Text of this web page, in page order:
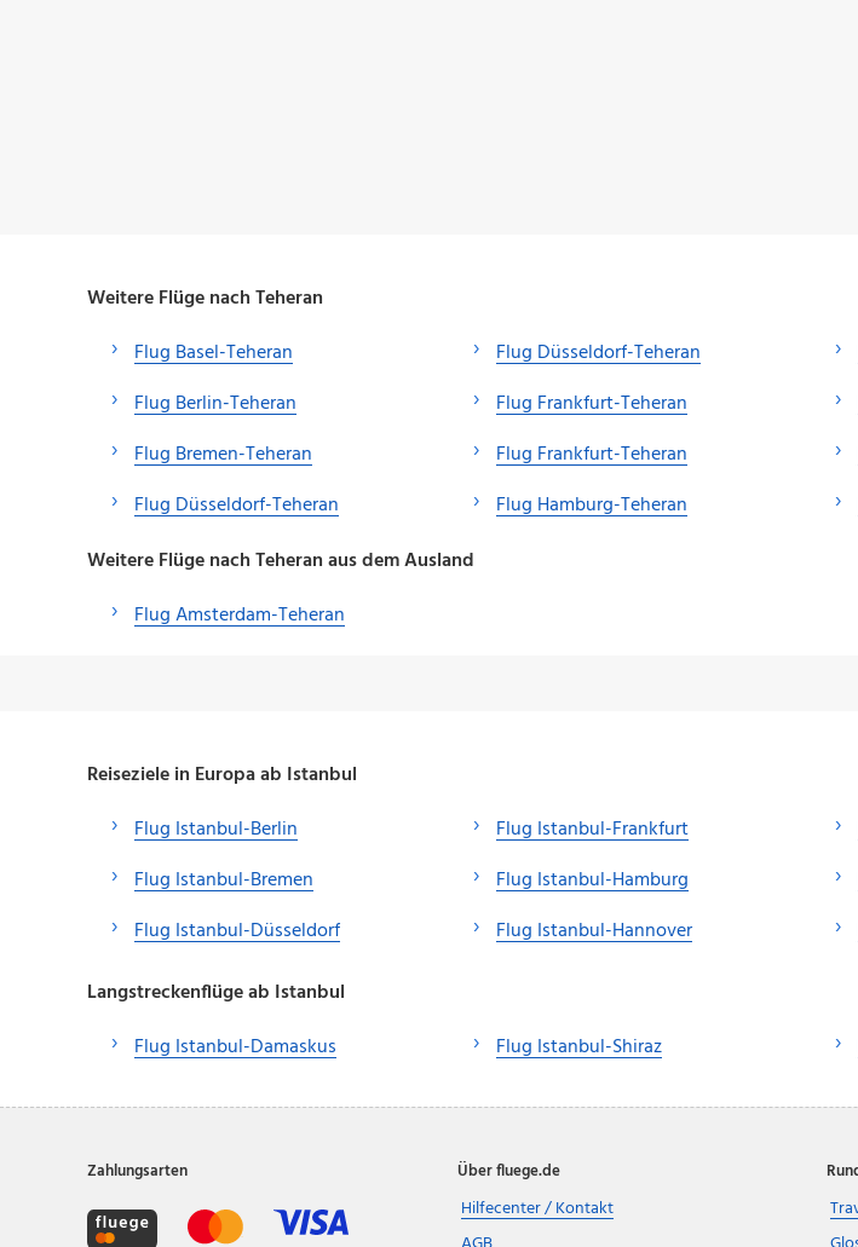
Weitere Flüge nach Teheran
Flug Basel-Teheran
Flug Berlin-Teheran
Flug Bremen-Teheran
Flug Düsseldorf-Teheran
Flug Düsseldorf-Teheran
Flug Frankfurt-Teheran
Flug Frankfurt-Teheran
Flug Hamburg-Teheran
Weitere Flüge nach Teheran aus dem Ausland
Flug Amsterdam-Teheran
Reiseziele in Europa ab Istanbul
Flug Istanbul-Berlin
Flug Istanbul-Bremen
Flug Istanbul-Düsseldorf
Flug Istanbul-Frankfurt
Flug Istanbul-Hamburg
Flug Istanbul-Hannover
Langstreckenflüge ab Istanbul
Flug Istanbul-Damaskus
Flug Istanbul-Shiraz